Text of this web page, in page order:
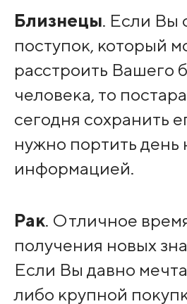
Близнецы. Если Вы
поступок, который
расстроить Вашего
человека, то
сегодня сохранить
нужно портить день
информацией.
Рак. Отличное
получения новых
Если Вы давно
либо крупной